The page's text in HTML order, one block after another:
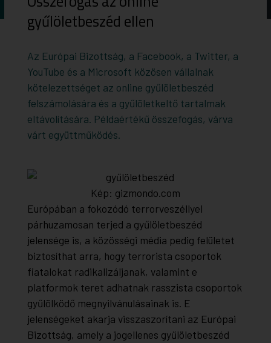
gyűlöletbeszéd ellen
Az Európai Bizottság, a Facebook, a Twitter, a
YouTube és a Microsoft közösen vállalnak
kötelezettséget az online gyűlöletbeszéd
felszámolására és a gyűlöletkeltő tartalmak
eltávolítására. Példaértékű összefogás, várva
várt együttműködés.
Kép: gizmondo.com
Európában a fokozódó terrorveszéllyel
párhuzamosan terjed a gyűlöletbeszéd
jelensége is, a közösségi média pedig felületet
biztosíthat arra, hogy terrorista csoportok
fiatalokat radikalizáljanak, valamint e
platformok teret adhatnak rasszista csoportok
gyűlölködő megnyilvánulásainak is. E
jelenségeket akarja visszaszorítani az Európai
Bizottság, amely a jogellenes gyűlöletbeszéd